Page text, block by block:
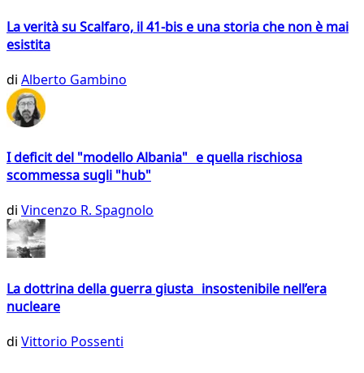
La verità su Scalfaro, il 41-bis e una storia che non è mai
esistita
di Alberto Gambino
I deficit del "modello Albania" e quella rischiosa
scommessa sugli "hub"
di Vincenzo R. Spagnolo
La dottrina della guerra giusta insostenibile nell’era
nucleare
di Vittorio Possenti